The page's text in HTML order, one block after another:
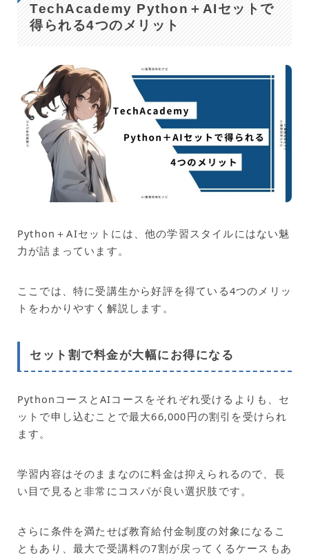
TechAcademy Python＋AIセットで
得られる4つのメリット
Python＋AIセットには、他の学習スタイルにはない魅
力が詰まっています。
ここでは、特に受講生から好評を得ている4つのメリッ
トをわかりやすく解説します。
セット割で料金が大幅にお得になる
PythonコースとAIコースをそれぞれ受けるよりも、セ
ットで申し込むことで最大66,000円の割引を受けられ
ます。
学習内容はそのままなのに料金は抑えられるので、長
い目で見ると非常にコスパが良い選択肢です。
さらに条件を満たせば教育給付金制度の対象になるこ
ともあり、最大で受講料の7割が戻ってくるケースもあ